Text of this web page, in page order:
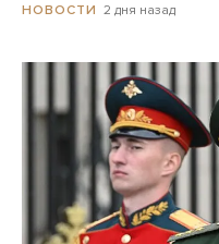
НОВОСТИ 2 дня назад